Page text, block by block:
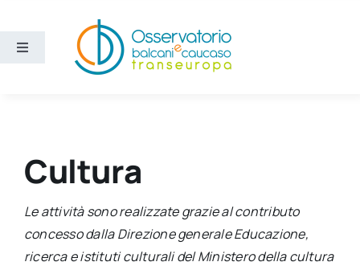
contenuto
Toggle
Sezioni
Cultura
Le attività sono realizzate grazie al contributo
concesso dalla Direzione generale Educazione,
ricerca e istituti culturali del Ministero della cultura